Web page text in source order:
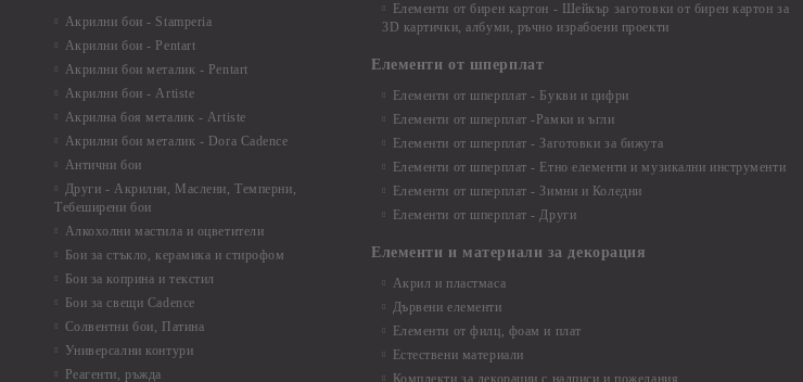
Акрилни бои - Stamperia
Акрилни бои - Pentart
Акрилни бои металик - Pentart
Акрилни бои - Artiste
Акрилна боя металик - Artiste
Акрилни бои металик - Dora Cadence
Антични бои
Други - Акрилни, Маслени, Темперни,
Тебеширени бои
Алкохолни мастила и оцветители
Бои за стъкло, керамика и стирофом
Бои за коприна и текстил
Бои за свещи Cadence
Солвентни бои, Патина
Универсални контури
Реагенти, ръжда
Елементи от бирен картон - Шейкър заготовки от бирен картон за
3D картички, албуми, ръчно израбоени проекти
Елементи от шперплат
Елементи от шперплат - Букви и цифри
Елементи от шперплат -Рамки и ъгли
Елементи от шперплат - Заготовки за бижута
Елементи от шперплат - Етно елементи и музикални инструменти
Елементи от шперплат - Зимни и Коледни
Елементи от шперплат - Други
Елементи и материали за декорация
Акрил и пластмаса
Дървени елементи
Елементи от филц, фоам и плат
Естествени материали
Комплекти за декорации с надписи и пожелания